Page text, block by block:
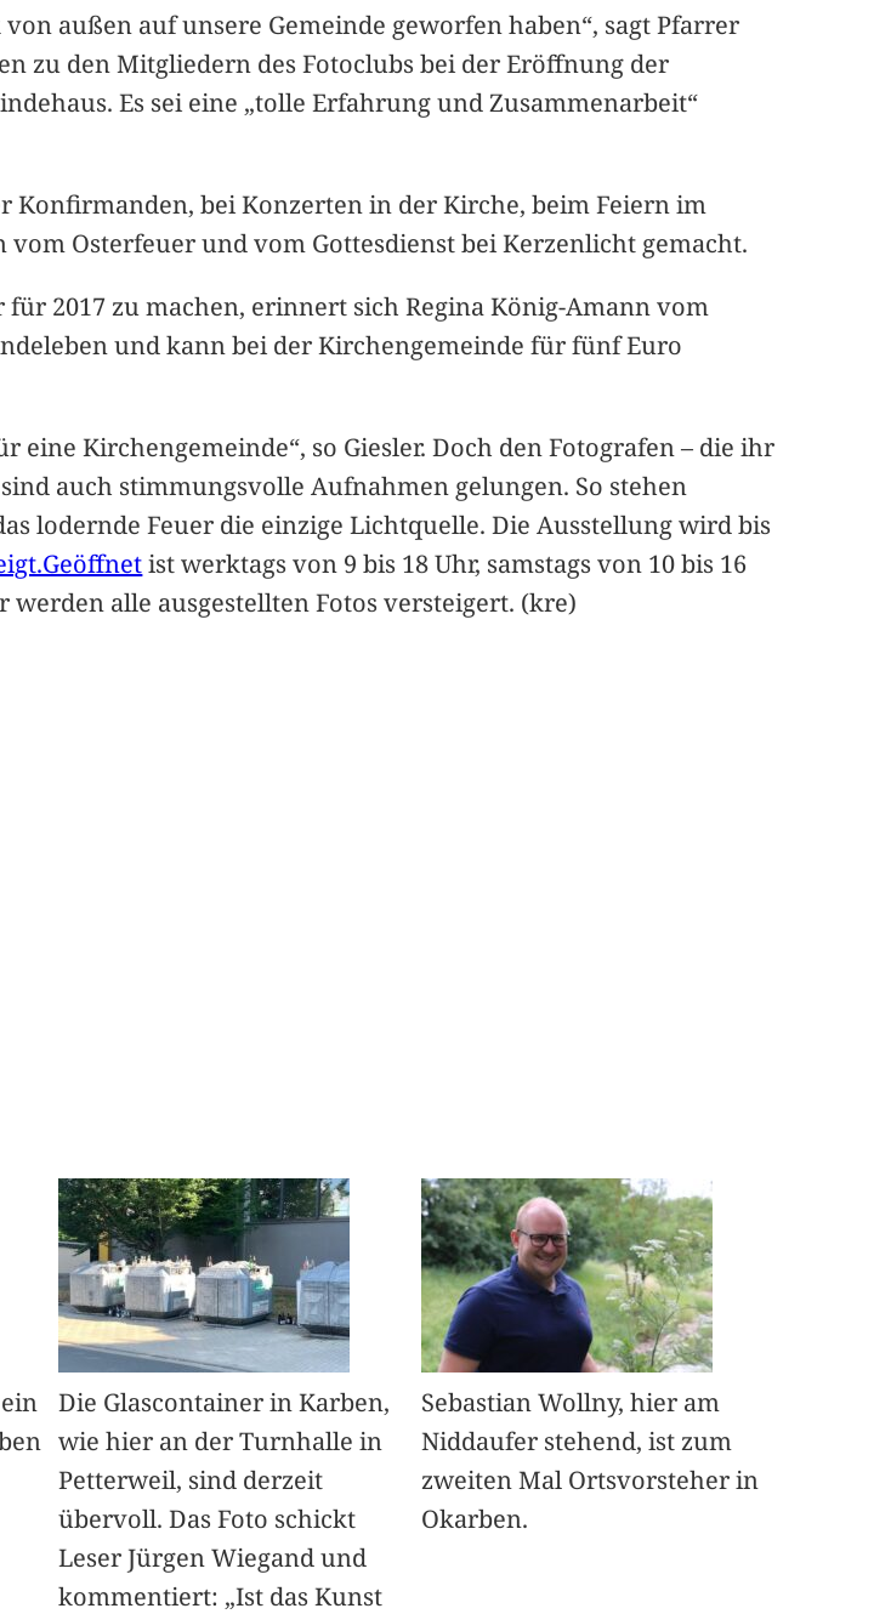
außen auf unsere Gemeinde geworfen haben“, sagt Pfarrer
zu den Mitgliedern des Fotoclubs bei der Eröffnung der
Es sei eine „tolle Erfahrung und Zusammenarbeit“
Konfirmanden, bei Konzerten in der Kirche, beim Feiern im
Osterfeuer und vom Gottesdienst bei Kerzenlicht gemacht.
2017 zu machen, erinnert sich Regina König-Amann vom
und kann bei der Kirchengemeinde für fünf Euro
Kirchengemeinde“, so Giesler. Doch den Fotografen – die ihr
auch stimmungsvolle Aufnahmen gelungen. So stehen
lodernde Feuer die einzige Lichtquelle. Die Ausstellung wird bis
ist werktags von 9 bis 18 Uhr, samstags von 10 bis 16
werden alle ausgestellten Fotos versteigert. (kre)
Die Glascontainer in Karben,
wie hier an der Turnhalle in
Petterweil, sind derzeit
übervoll. Das Foto schickt
Leser Jürgen Wiegand und
kommentiert: „Ist das Kunst
Sebastian Wollny, hier am
Niddaufer stehend, ist zum
zweiten Mal Ortsvorsteher in
Okarben.